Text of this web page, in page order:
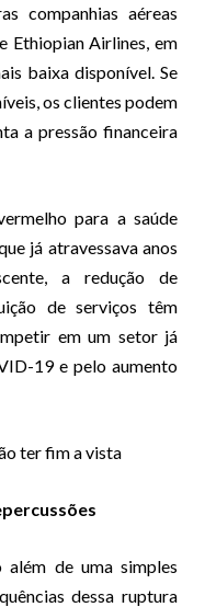
companhias aéreas
Ethiopian Airlines, em
baixa disponível. Se
os clientes podem
a pressão financeira
para a saúde
já atravessava anos
a redução de
de serviços têm
em um setor já
19 e pelo aumento
ter fim a vista
de uma simples
dessa ruptura